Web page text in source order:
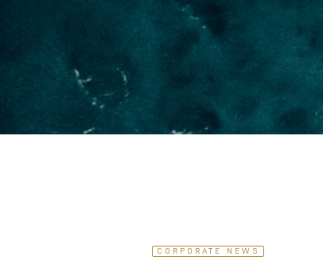
CORPORATE NEWS